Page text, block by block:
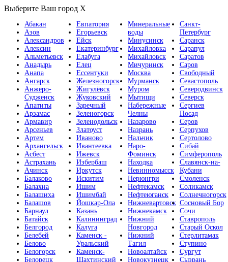
Выберите Ваш город X
Абакан
Азов
Александров
Алексин
Альметьевск
Анадырь
Анапа
Ангарск
Анжеро-
Судженск
Апатиты
Арзамас
Армавир
Арсеньев
Артем
Архангельск
Асбест
Астрахань
Ачинск
Балаково
Балахна
Балашиха
Балашов
Барнаул
Батайск
Белгород
Белебей
Белово
Белогорск
Белорецк
Евпатория
Егорьевск
Ейск
Екатеринбург
Елабуга
Елец
Ессентуки
Железногорск
Жигулёвск
Жуковский
Заречный
Зеленогорск
Зеленодольск
Златоуст
Иваново
Ивантеевка
Ижевск
Избербаш
Иркутск
Искитим
Ишим
Ишимбай
Йошкар-Ола
Казань
Калининград
Калуга
Каменск -
Уральский
Каменск-
Шахтинский
Минеральные
воды
Минусинск
Михайловка
Михайловск
Мичуринск
Москва
Мурманск
Муром
Мытищи
Набережные
Челны
Назарово
Назрань
Нальчик
Наро-
Фоминск
Находка
Невинномысск
Нерюнгри
Нефтекамск
Нефтеюганск
Нижневартовск
Нижнекамск
Нижний
Новгород
Нижний
Тагил
Новоалтайск
Новокузнецк
Санкт-
Петербург
Саранск
Сарапул
Саратов
Саров
Свободный
Севастополь
Северодвинск
Северск
Сергиев
Посад
Серов
Серпухов
Сертолово
Сибай
Симферополь
Славянск-на-
Кубани
Смоленск
Соликамск
Солнечногорск
Сосновый Бор
Сочи
Ставрополь
Старый Оскол
Стерлитамак
Ступино
Сургут
Сызрань